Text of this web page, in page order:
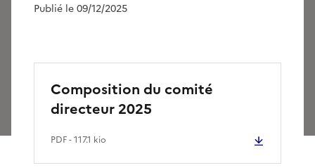
Publié le 09/12/2025
Composition du comité
directeur 2025
PDF- 117.1 kio